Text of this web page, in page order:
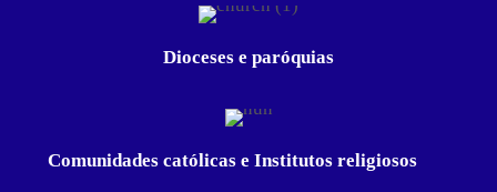
Dioceses e paróquias
Comunidades católicas e Institutos religiosos